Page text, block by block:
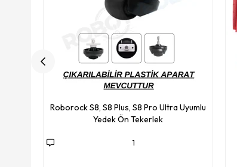
Roborock S8, S8 Plus, S8 Pro Ultra Uyumlu
Yedek Ön Tekerlek
1